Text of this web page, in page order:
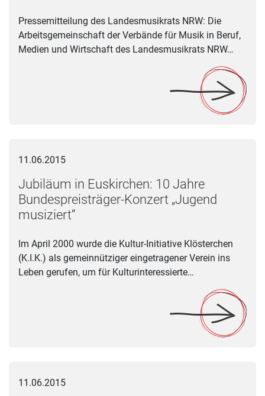
Pressemitteilung des Landesmusikrats NRW: Die
Arbeitsgemeinschaft der Verbände für Musik in Beruf,
Medien und Wirtschaft des Landesmusikrats NRW…
11.06.2015
Jubiläum in Euskirchen: 10 Jahre
Bundespreisträger-Konzert „Jugend
musiziert“
Im April 2000 wurde die Kultur-Initiative Klösterchen
(K.I.K.) als gemeinnütziger eingetragener Verein ins
Leben gerufen, um für Kulturinteressierte…
11.06.2015